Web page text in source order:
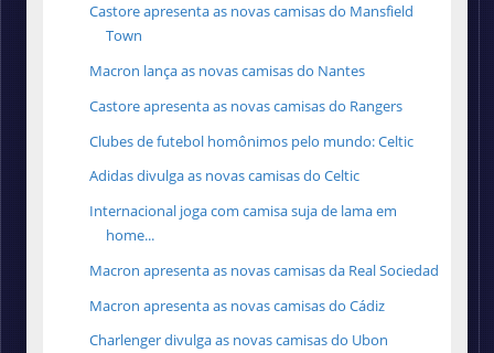
Castore apresenta as novas camisas do Mansfield
Town
Macron lança as novas camisas do Nantes
Castore apresenta as novas camisas do Rangers
Clubes de futebol homônimos pelo mundo: Celtic
Adidas divulga as novas camisas do Celtic
Internacional joga com camisa suja de lama em
home...
Macron apresenta as novas camisas da Real Sociedad
Macron apresenta as novas camisas do Cádiz
Charlenger divulga as novas camisas do Ubon